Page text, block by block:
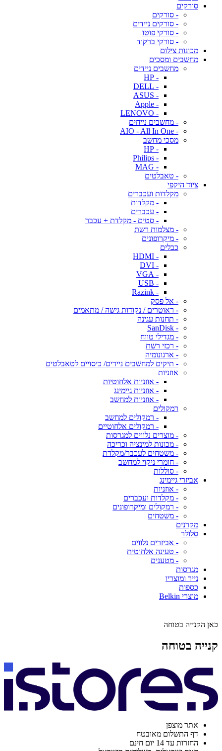
סורקים
- סורקים
- סורקים ניידים
- סורקי פוטו
- סורקי ברקוד
מכונות צילום
מחשבים ומסכים
מחשבים ניידים
- HP
- DELL
- ASUS
- Apple
- LENOVO
- מחשבים נייחים
- AIO - All In One
מסכי מחשב
- HP
- Philips
- MAG
- טאבלטים
ציוד היקפי
מקלדות ועכברים
- מקלדות
- עכברים
- סטים - מקלדת + עכבר
- מצלמות רשת
- מיקרופונים
כבלים
- HDMI
- DVI
- VGA
- USB
- Razink
- אל פסק
- ראוטרים / נקודות גישה / מתאמים
- תחנות עגינה
- SanDisk
- מגדילי טווח
- רכזי רשת
- ארגונומיה
- תיקים למחשבים ניידים/ כיסויים לטאבלטים
אוזניות
- אוזניות אלחוטיות
- אוזניות גיימינג
- אוזניות למחשב
רמקולים
- רמקולים למחשב
- רמקולים אלחוטיים
- מוצרים נלווים למגרסות
- מכונות למינציה וכריכה
- משטחים לעכבר/מקלדת
- חומרי ניקוי למחשב
- סוללות
אביזרי גיימינג
- אוזניות
- מקלדות ועכברים
- רמקולים ומיקרופונים
- משטחים
מקרנים
סלולר
- אביזרים נלווים
- טעינה אלחוטית
- מטענים
מגרסות
נייר ומוצריו
כספות
מוצרי Belkin
כאן הקנייה בטוחה
קנייה בטוחה
אתר מוצפן
דף התשלום מאובטח
החזרות עד 14 יום חינם